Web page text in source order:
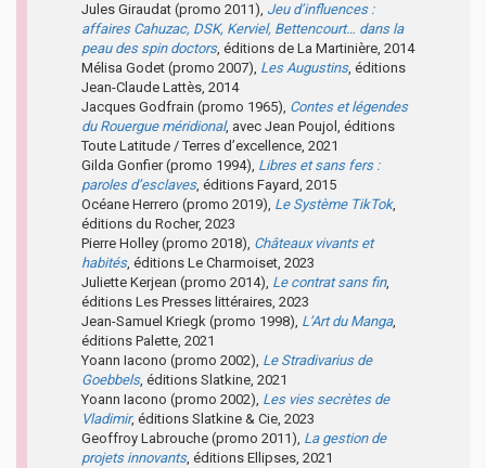
Jules Giraudat (promo 2011), Jeu d’influences :
affaires Cahuzac, DSK, Kerviel, Bettencourt… dans la
peau des spin doctors, éditions de La Martinière, 2014
Mélisa Godet (promo 2007), Les Augustins, éditions
Jean-Claude Lattès, 2014
Jacques Godfrain (promo 1965), Contes et légendes
du Rouergue méridional, avec Jean Poujol, éditions
Toute Latitude / Terres d’excellence, 2021
Gilda Gonfier (promo 1994), Libres et sans fers :
paroles d’esclaves, éditions Fayard, 2015
Océane Herrero (promo 2019), Le Système TikTok,
éditions du Rocher, 2023
Pierre Holley (promo 2018), Châteaux vivants et
habités, éditions Le Charmoiset, 2023
Juliette Kerjean (promo 2014), Le contrat sans fin,
éditions Les Presses littéraires, 2023
Jean-Samuel Kriegk (promo 1998), L’Art du Manga,
éditions Palette, 2021
Yoann Iacono (promo 2002), Le Stradivarius de
Goebbels, éditions Slatkine, 2021
Yoann Iacono (promo 2002), Les vies secrètes de
Vladimir, éditions Slatkine & Cie, 2023
Geoffroy Labrouche (promo 2011), La gestion de
projets innovants, éditions Ellipses, 2021